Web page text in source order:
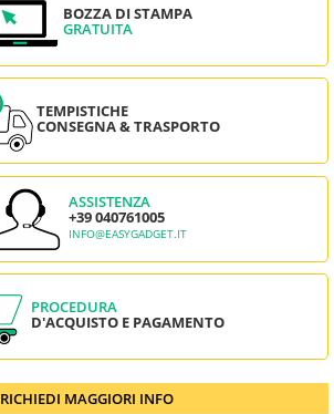
BOZZA DI STAMPA
GRATUITA
TEMPISTICHE
CONSEGNA & TRASPORTO
ASSISTENZA
+39 040761005
INFO@EASYGADGET.IT
PROCEDURA
D'ACQUISTO E PAGAMENTO
RICHIEDI MAGGIORI INFO